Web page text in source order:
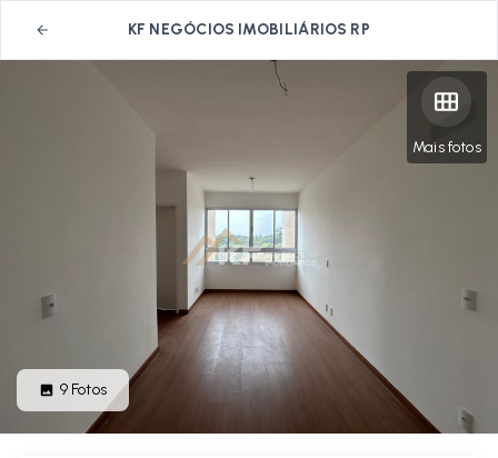
KF NEGÓCIOS IMOBILIÁRIOS RP
Mais fotos
9 Fotos